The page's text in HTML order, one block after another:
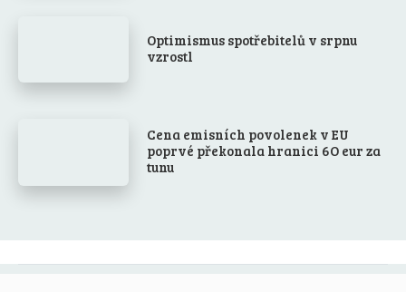
Optimismus spotřebitelů v srpnu
vzrostl
Cena emisních povolenek v EU
poprvé překonala hranici 6O eur za
tunu